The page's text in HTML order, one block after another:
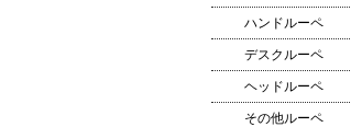
ハンドルーペ
デスクルーペ
ヘッドルーペ
その他ルーペ